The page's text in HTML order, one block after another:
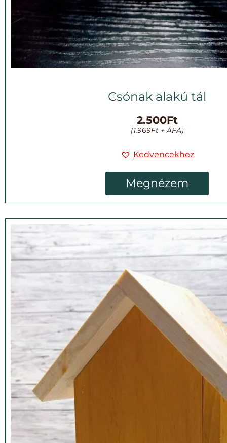
Csónak alakú tál
2.500Ft
(1.969Ft+ ÁFA)
Kedvencekhez
Megnézem